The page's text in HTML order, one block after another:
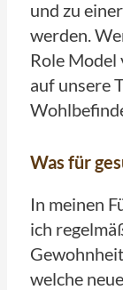
und zu
werden.
Role Model
auf unsere
Was für
In meinen
ich
welche